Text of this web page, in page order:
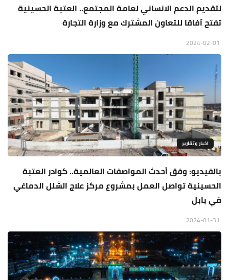
لتقديم الدعم الانساني لعامة المجتمع.. العتبة الحسينية
تفتح آفاقا للتعاون المشترك مع وزارة التجارة
اخبار وتقارير
بالفيديو: وفق أحدث المواصفات العالمية.. كوادر العتبة
الحسينية تواصل العمل بمشروع مركز علاج الشلل الدماغي
في بابل